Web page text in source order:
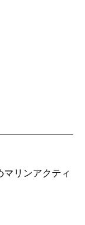
リンアクティ